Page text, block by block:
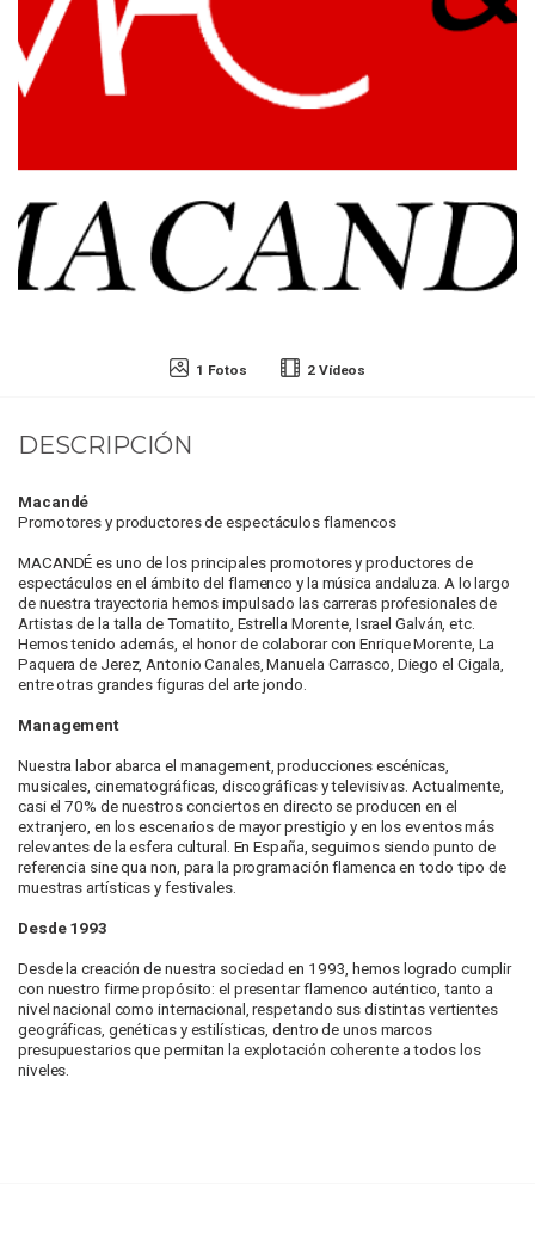
1 Fotos 2 Vídeos
DESCRIPCIÓN
Macandé
Promotores y productores de espectáculos flamencos
MACANDÉ es uno de los principales promotores y productores de
espectáculos en el ámbito del flamenco y la música andaluza. A lo largo
de nuestra trayectoria hemos impulsado las carreras profesionales de
Artistas de la talla de Tomatito, Estrella Morente, Israel Galván, etc.
Hemos tenido además, el honor de colaborar con Enrique Morente, La
Paquera de Jerez, Antonio Canales, Manuela Carrasco, Diego el Cigala,
entre otras grandes figuras del arte jondo.
Management
Nuestra labor abarca el management, producciones escénicas,
musicales, cinematográficas, discográficas y televisivas. Actualmente,
casi el 70% de nuestros conciertos en directo se producen en el
extranjero, en los escenarios de mayor prestigio y en los eventos más
relevantes de la esfera cultural. En España, seguimos siendo punto de
referencia sine qua non, para la programación flamenca en todo tipo de
muestras artísticas y festivales.
Desde 1993
Desde la creación de nuestra sociedad en 1993, hemos logrado cumplir
con nuestro firme propósito: el presentar flamenco auténtico, tanto a
nivel nacional como internacional, respetando sus distintas vertientes
geográficas, genéticas y estilísticas, dentro de unos marcos
presupuestarios que permitan la explotación coherente a todos los
niveles.